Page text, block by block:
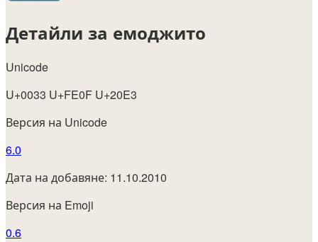
Детайли за емоджито
Unicode
U+0033 U+FE0F U+20E3
Версия на Unicode
6.0
Дата на добавяне: 11.10.2010
Версия на Emoji
0.6